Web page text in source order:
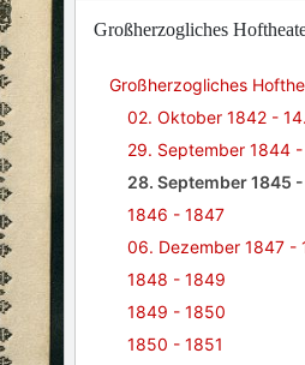
Großherzogliches
Großherzogliches
02. Oktober 1842 -
29. September 1844
28. September 1845
1846 - 1847
06. Dezember 1847 -
1848 - 1849
1849 - 1850
1850 - 1851